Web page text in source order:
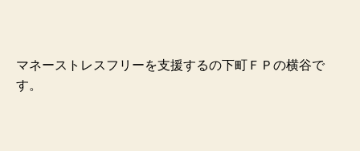
マネーストレスフリーを支援するの下町ＦＰの横谷で
す。